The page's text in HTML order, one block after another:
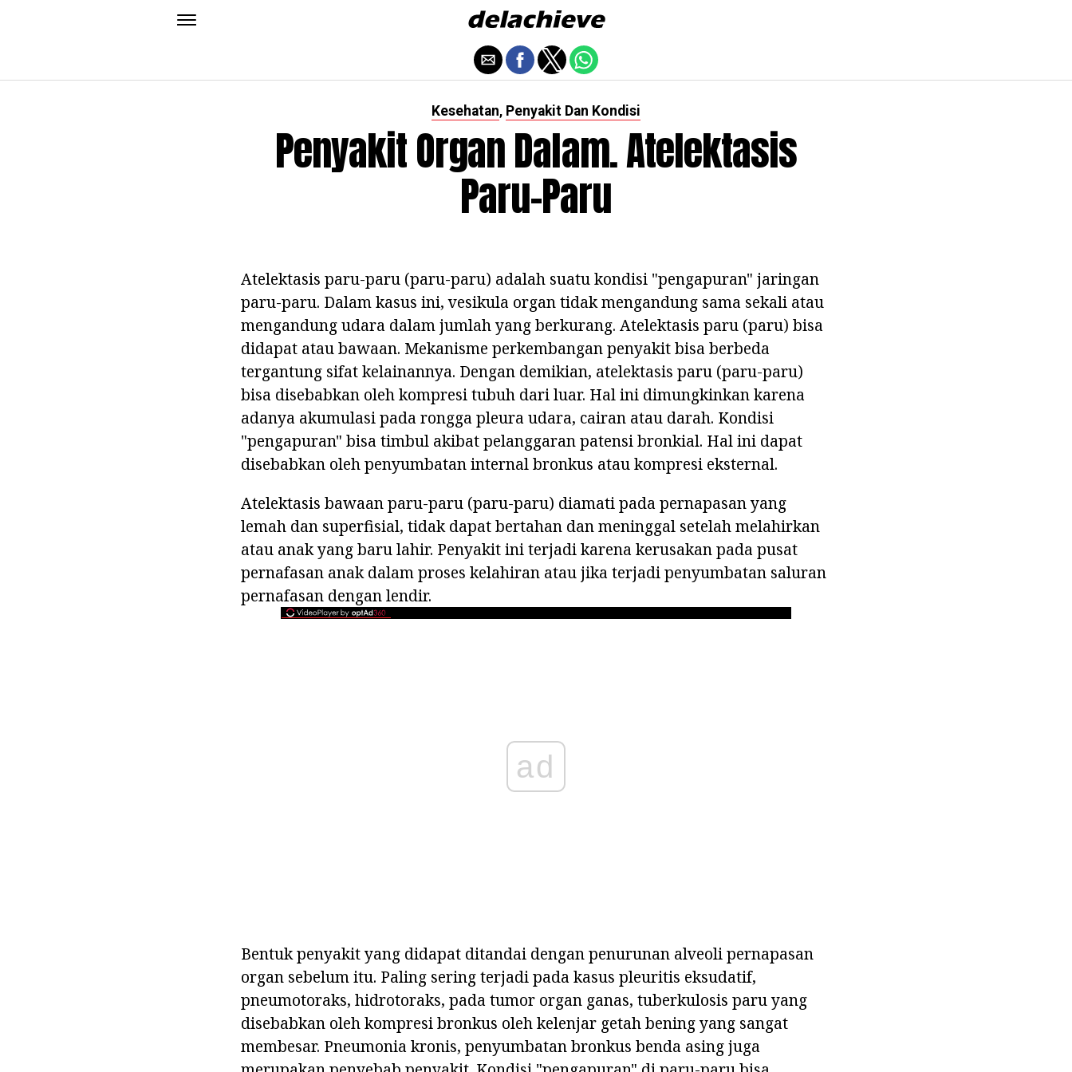
Kesehatan, Penyakit Dan Kondisi
Penyakit Organ Dalam. Atelektasis
Paru-Paru
Atelektasis paru-paru (paru-paru) adalah suatu kondisi "pengapuran" jaringan
paru-paru. Dalam kasus ini, vesikula organ tidak mengandung sama sekali atau
mengandung udara dalam jumlah yang berkurang. Atelektasis paru (paru) bisa
didapat atau bawaan. Mekanisme perkembangan penyakit bisa berbeda
tergantung sifat kelainannya. Dengan demikian, atelektasis paru (paru-paru)
bisa disebabkan oleh kompresi tubuh dari luar. Hal ini dimungkinkan karena
adanya akumulasi pada rongga pleura udara, cairan atau darah. Kondisi
"pengapuran" bisa timbul akibat pelanggaran patensi bronkial. Hal ini dapat
disebabkan oleh penyumbatan internal bronkus atau kompresi eksternal.
Atelektasis bawaan paru-paru (paru-paru) diamati pada pernapasan yang
lemah dan superfisial, tidak dapat bertahan dan meninggal setelah melahirkan
atau anak yang baru lahir. Penyakit ini terjadi karena kerusakan pada pusat
pernafasan anak dalam proses kelahiran atau jika terjadi penyumbatan saluran
pernafasan dengan lendir.
ad
Bentuk penyakit yang didapat ditandai dengan penurunan alveoli pernapasan
organ sebelum itu. Paling sering terjadi pada kasus pleuritis eksudatif,
pneumotoraks, hidrotoraks, pada tumor organ ganas, tuberkulosis paru yang
disebabkan oleh kompresi bronkus oleh kelenjar getah bening yang sangat
membesar. Pneumonia kronis, penyumbatan bronkus benda asing juga